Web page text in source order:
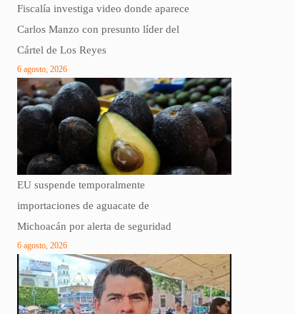
Fiscalía investiga video donde aparece
Carlos Manzo con presunto líder del
Cártel de Los Reyes
6 agosto, 2026
EU suspende temporalmente
importaciones de aguacate de
Michoacán por alerta de seguridad
6 agosto, 2026